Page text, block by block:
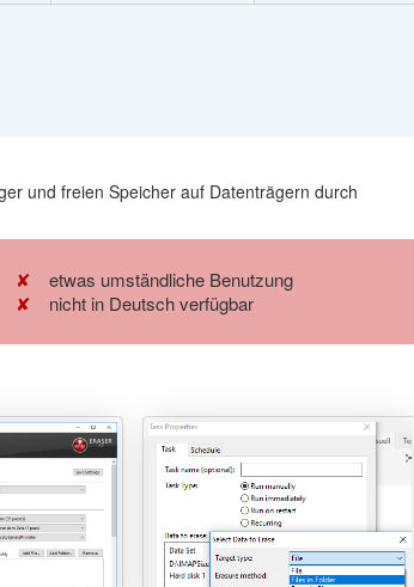
und freien Speicher auf Datenträgern durch
etwas umständliche Benutzung
nicht in Deutsch verfügbar